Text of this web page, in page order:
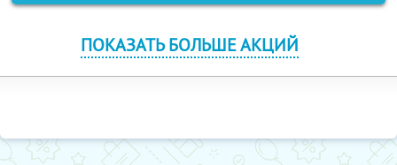
ПОКАЗАТЬ БОЛЬШЕ АКЦИЙ